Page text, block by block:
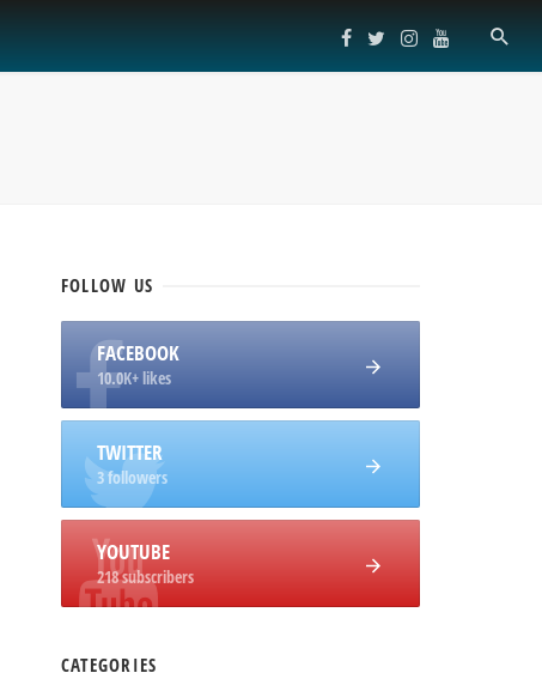
FOLLOW US
FACEBOOK
10.0K+ likes
TWITTER
3 followers
YOUTUBE
218 subscribers
CATEGORIES